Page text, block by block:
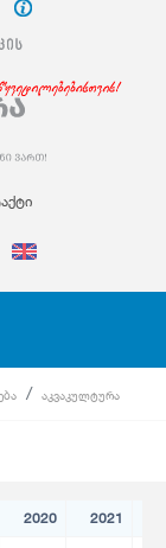
აკვაკულტურა
2020 2021